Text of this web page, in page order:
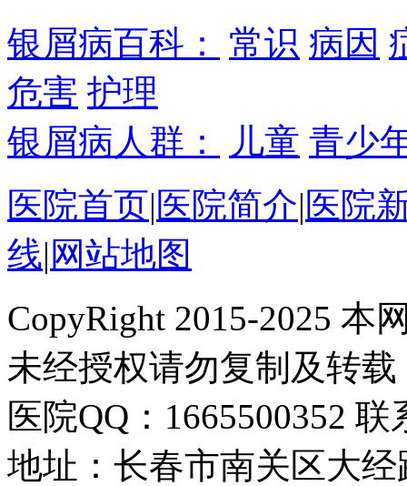
银屑病百科：
常识 病因
危害 护理
银屑病人群：
儿童 青少
医院首页|医院简介|医院
线| 网站地图
CopyRight 2015-2025 本
未经授权请勿复制及转载
医院QQ：1665500352
地址：长春市南关区大